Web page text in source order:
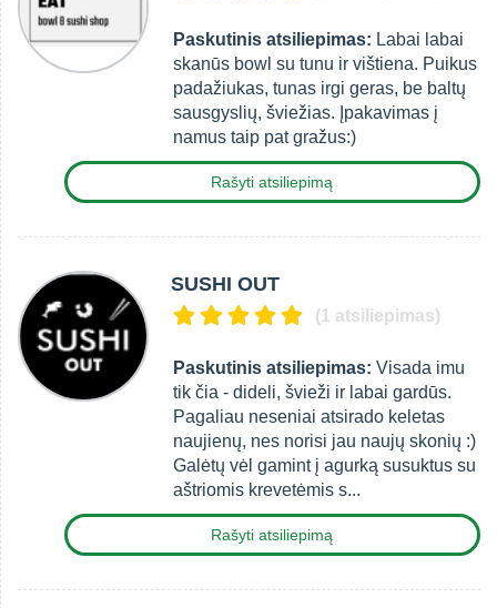
Paskutinis atsiliepimas: Labai labai
skanūs bowl su tunu ir vištiena. Puikus
padažiukas, tunas irgi geras, be baltų
sausgyslių, šviežias. Įpakavimas į
namus taip pat gražus:)
Rašyti atsiliepimą
SUSHI OUT
(1 atsiliepimas)
Paskutinis atsiliepimas: Visada imu
tik čia - dideli, švieži ir labai gardūs.
Pagaliau neseniai atsirado keletas
naujienų, nes norisi jau naujų skonių :)
Galėtų vėl gamint į agurką susuktus su
aštriomis krevetėmis s...
Rašyti atsiliepimą